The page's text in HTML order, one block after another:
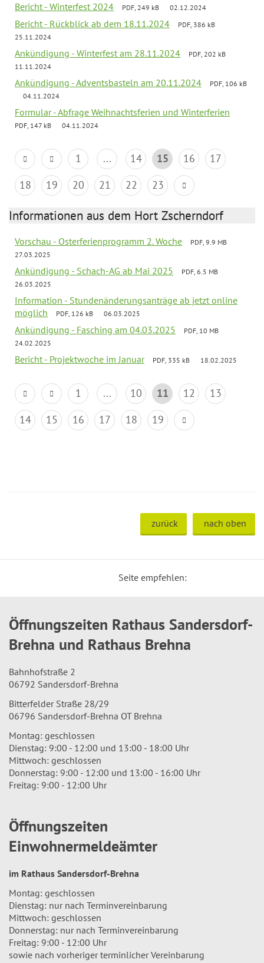
Bericht - Winterfest 2024 PDF, 249 kB 02.12.2024
Bericht - Rückblick ab dem 18.11.2024
PDF, 386 kB
25.11.2024
Ankündigung - Winterfest am 28.11.2024
PDF, 202 kB
11.11.2024
Ankündigung - Adventsbasteln am 20.11.2024
PDF, 106 kB
04.11.2024
Formular - Abfrage Weihnachtsferien und Winterferien
PDF, 147 kB 04.11.2024
1 ... 14 15 16
17
18
19 20 21 22 23
Informationen aus dem Hort Zscherndorf
Vorschau - Osterferienprogramm 2. Woche
PDF, 9.9 MB
27.03.2025
Ankündigung - Schach-AG ab Mai 2025
PDF, 6.5 MB
26.03.2025
Information - Stundenänderungsanträge ab jetzt online
möglich
PDF, 126 kB 06.03.2025
Ankündigung - Fasching am 04.03.2025
PDF, 10 MB
24.02.2025
Bericht - Projektwoche im Januar PDF, 335 kB 18.02.2025
1 ... 10 11 12
13
14
15 16 17 18 19
zurück nach oben
Seite empfehlen:
Öffnungszeiten Rathaus Sandersdorf-
Brehna und Rathaus Brehna
Bahnhofstraße 2
06792 Sandersdorf-Brehna
Bitterfelder Straße 28/29
06796 Sandersdorf-Brehna OT Brehna
Montag: geschlossen
Dienstag: 9:00 - 12:00 und 13:00 - 18:00 Uhr
Mittwoch: geschlossen
Donnerstag: 9:00 - 12:00 und 13:00 - 16:00 Uhr
Freitag: 9:00 - 12:00 Uhr
Öffnungszeiten
Einwohnermeldeämter
im Rathaus Sandersdorf-Brehna
Montag: geschlossen
Dienstag: nur nach Terminvereinbarung
Mittwoch: geschlossen
Donnerstag: nur nach Terminvereinbarung
Freitag: 9:00 - 12:00 Uhr
sowie nach vorheriger terminlicher Vereinbarung